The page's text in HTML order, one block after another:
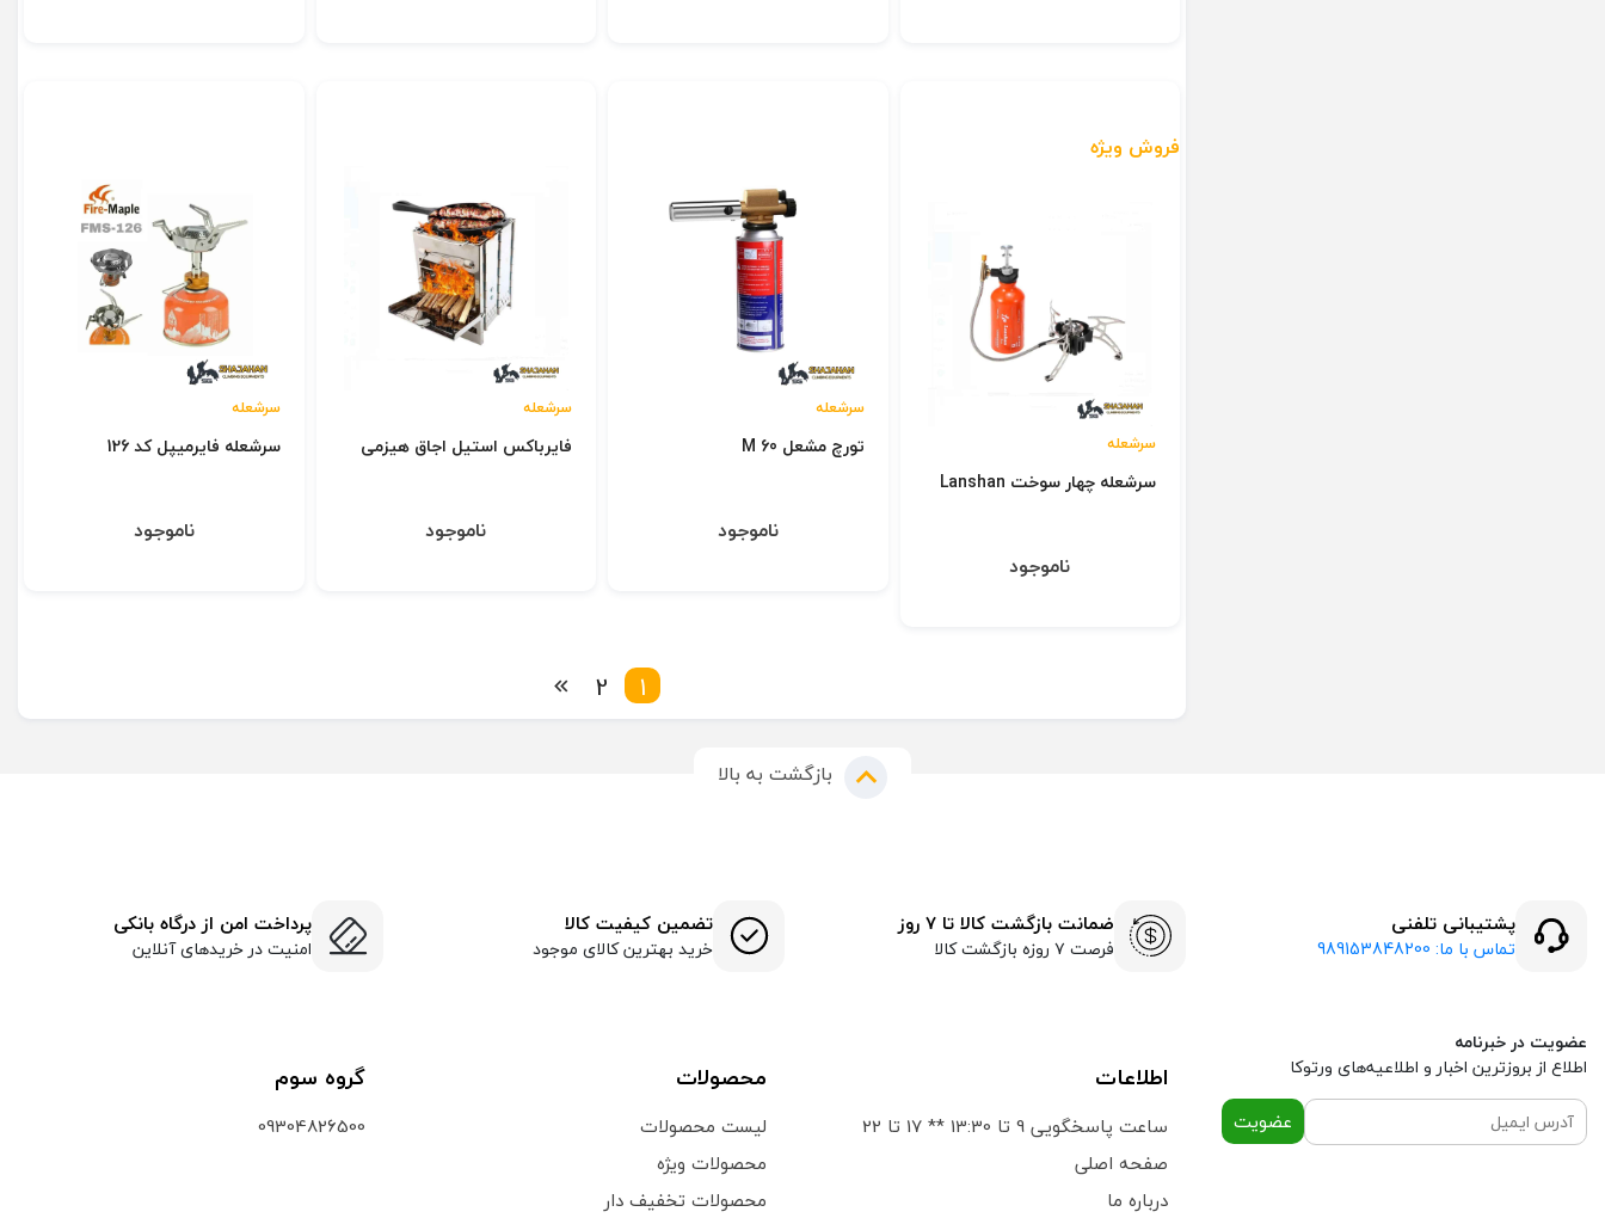
فروش ویژه
سرشعله
سرشعله چهار سوخت Lanshan
ناموجود
سرشعله
تورچ مشعل M 60
ناموجود
سرشعله
فایرباکس استیل اجاق هیزمی
ناموجود
سرشعله
سرشعله فایرمیپل کد 126
ناموجود
1
2
بازگشت به بالا
پشتیبانی تلفنی
تماس با ما: 989153848200
ضمانت بازگشت کالا تا ۷ روز
فرصت ۷ روزه بازگشت کالا
تضمین کیفیت کالا
خرید بهترین کالای موجود
پرداخت امن از درگاه بانکی
امنیت در خریدهای آنلاین
عضویت در خبرنامه
اطلاع از بروز‌ترین اخبار و اطلاعیه‌های ورتوکا
عضویت
اطلاعات
ساعت پاسخگویی 9 تا 13:30 ** 17 تا 22
صفحه اصلی
درباره ما
محصولات
لیست محصولات
محصولات ویژه
محصولات تخفیف دار
گروه سوم
09304826500